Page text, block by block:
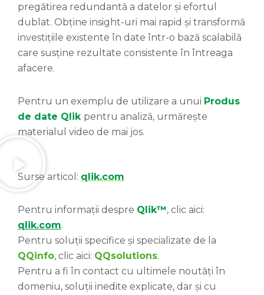
pregătirea redundantă a datelor și efortul
dublat. Obține insight-uri mai rapid și transformă
investițiile existente în date într-o bază scalabilă
care susține rezultate consistente în întreaga
afacere.
Pentru un exemplu de utilizare a unui Produs
de date Qlik pentru analiză, urmărește
materialul video de mai jos.
Surse articol: qlik.com
Pentru informații despre Qlik™, clic aici:
qlik.com.
Pentru soluții specifice și specializate de la
QQinfo, clic aici: QQsolutions.
Pentru a fi în contact cu ultimele noutăți în
domeniu, soluții inedite explicate, dar și cu